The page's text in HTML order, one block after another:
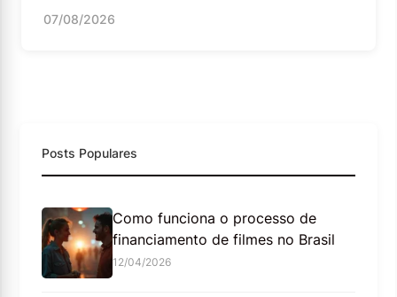
07/08/2026
Posts Populares
Como funciona o processo de
financiamento de filmes no Brasil
12/04/2026